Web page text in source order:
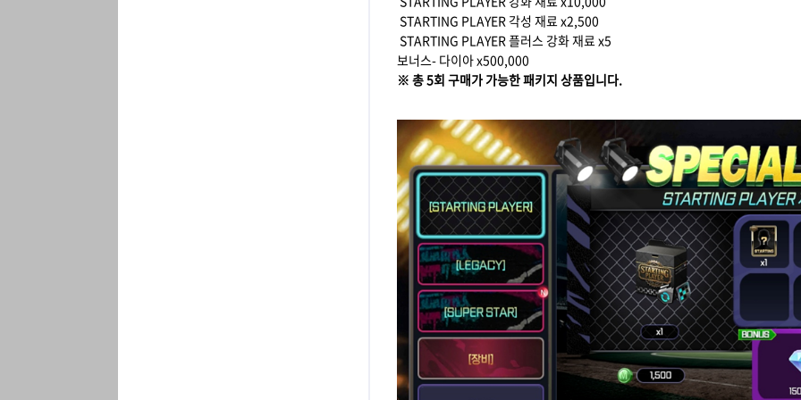
STARTING PLAYER 각성 재료 x2,500
STARTING PLAYER 플러스 강화 재료 x5
보너스- 다이아 x500,000
※ 총 5회 구매가 가능한 패키지 상품입니다.